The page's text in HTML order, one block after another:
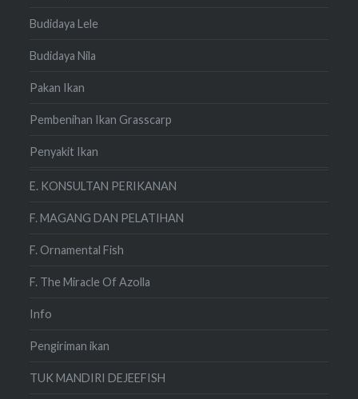
Budidaya Lele
Budidaya Nila
Pakan Ikan
Pembenihan Ikan Grasscarp
Penyakit Ikan
E. KONSULTAN PERIKANAN
F. MAGANG DAN PELATIHAN
F. Ornamental Fish
F. The Miracle Of Azolla
Info
Pengiriman ikan
TUK MANDIRI DEJEEFISH